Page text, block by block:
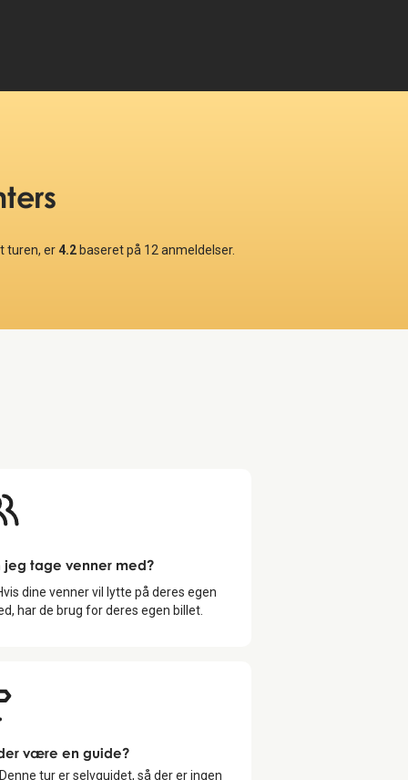
turen, er4.2baseret på 12 anmeldelser.
jeg tage venner med?
dine venner vil lytte på deres egen
har de brug for deres egen billet.
være en guide?
tur er selvguidet, så der er ingen